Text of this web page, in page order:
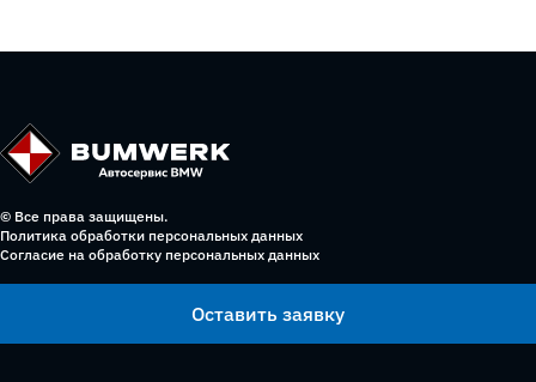
© Все права защищены.
Политика обработки персональных данных
Согласие на обработку персональных данных
Оставить заявку